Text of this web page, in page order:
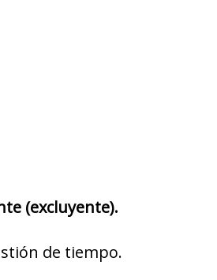
(excluyente).
de tiempo.